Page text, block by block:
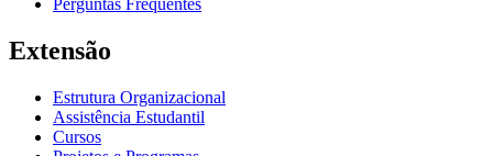
Extensão
Estrutura Organizacional
Assistência Estudantil
Cursos